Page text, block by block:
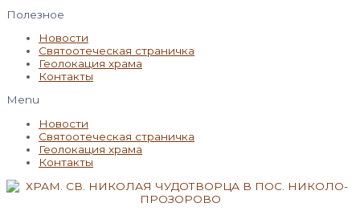
Полезное
Новости
Святоотеческая страничка
Геолокация храма
Контакты
Menu
Новости
Святоотеческая страничка
Геолокация храма
Контакты